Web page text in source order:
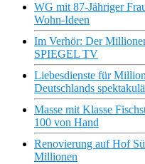
WG mit 87-Jähriger
Wohn-Ideen
Im Verhör: Der
SPIEGEL TV
Liebesdienste für
Deutschlands
Masse mit Klasse
100 von Hand
Renovierung auf Hof
Millionen